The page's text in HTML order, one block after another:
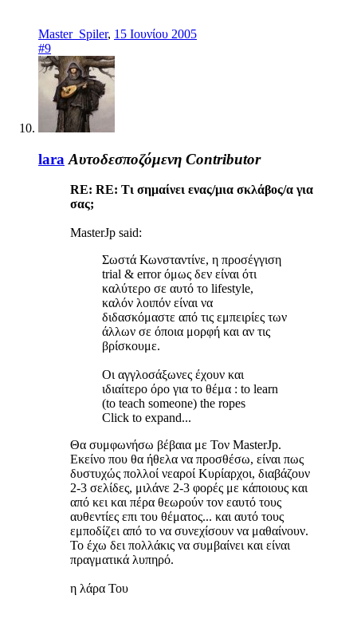
Master_Spiler, 15 Ιουνίου 2005
#9
lara Αυτοδεσποζόμενη Contributor
RE: RE: Tι σημαίνει ενας/μια σκλάβος/α για
σας;
MasterJp said:
Σωστά Κωνσταντίνε, η προσέγγιση
trial & error όμως δεν είναι ότι
καλύτερο σε αυτό το lifestyle,
καλόν λοιπόν είναι να
διδασκόμαστε από τις εμπειρίες των
άλλων σε όποια μορφή και αν τις
βρίσκουμε.
Οι αγγλοσάξωνες έχουν και
ιδιαίτερο όρο για το θέμα : to learn
(to teach someone) the ropes
Click to expand...
Θα συμφωνήσω βέβαια με Τον MasterJp.
Εκείνο που θα ήθελα να προσθέσω, είναι πως
δυστυχώς πολλοί νεαροί Κυρίαρχοι, διαβάζουν
2-3 σελίδες, μιλάνε 2-3 φορές με κάποιους και
από κει και πέρα θεωρούν τον εαυτό τους
αυθεντίες επι του θέματος... και αυτό τους
εμποδίζει από το να συνεχίσουν να μαθαίνουν.
Το έχω δει πολλάκις να συμβαίνει και είναι
πραγματικά λυπηρό.
η λάρα Του